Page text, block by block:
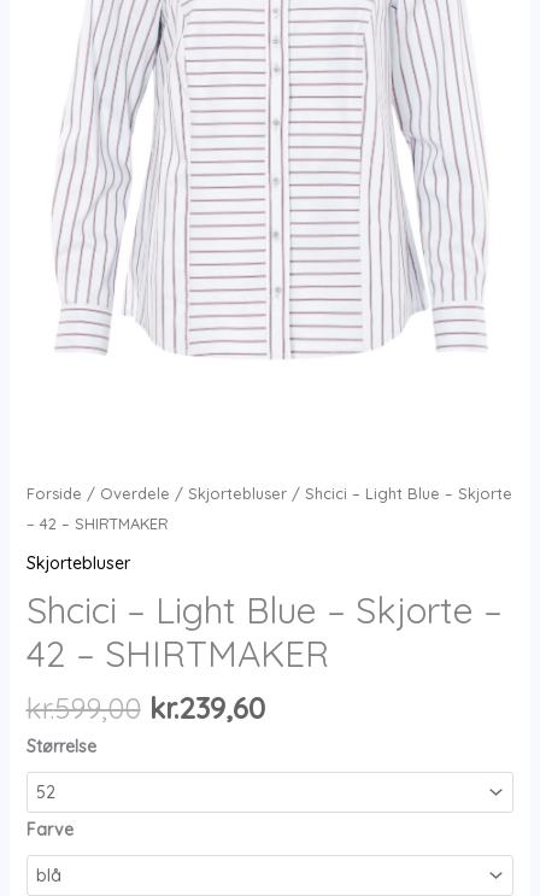
Forside / Overdele / Skjortebluser/ Shcici – Light Blue – Skjorte
– 42 – SHIRTMAKER
Skjortebluser
Shcici – Light Blue – Skjorte –
42 – SHIRTMAKER
kr.599,00 Den
pris
kr.239,60Den
pris
Størrelse
Farve